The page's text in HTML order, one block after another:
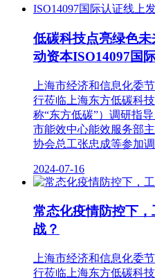
低碳科技点亮绿色
动资本ISO14097国
上海市经济和信息化委
行莅临上海东方低碳科
称“东方低碳”）调研指
市能效中心能效服务部
协会总工张忠成等参加
2024-07-16
常态化疫情防控下
战？
上海市经济和信息化委
行莅临上海东方低碳科